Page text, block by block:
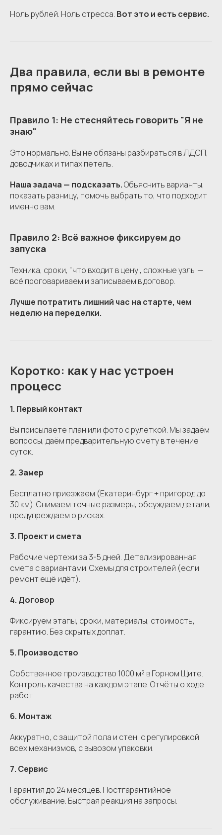
Ноль рублей. Ноль стресса. Вот это и есть сервис.
Два правила, если вы в ремонте
прямо сейчас
Правило 1: Не стесняйтесь говорить "Я не
знаю"
Это нормально. Вы не обязаны разбираться в ЛДСП,
доводчиках и типах петель.
Наша задача — подсказать.Объяснить варианты,
показать разницу, помочь выбрать то, что подходит
именно вам.
Правило 2: Всё важное фиксируем до
запуска
Техника, сроки, "что входит в цену", сложные узлы —
всё проговариваем и записываем в договор.
Лучше потратить лишний час на старте, чем
неделю на переделки.
Коротко: как у нас устроен
процесс
1. Первый контакт
Вы присылаете план или фото с рулеткой. Мы задаём
вопросы, даём предварительную смету в течение
суток.
2. Замер
Бесплатно приезжаем (Екатеринбург + пригород до
30 км). Снимаем точные размеры, обсуждаем детали,
предупреждаем о рисках.
3. Проект и смета
Рабочие чертежи за 3-5 дней. Детализированная
смета с вариантами. Схемы для строителей (если
ремонт ещё идёт).
4. Договор
Фиксируем этапы, сроки, материалы, стоимость,
гарантию. Без скрытых доплат.
5. Производство
Собственное производство 1000 м² в Горном Щите.
Контроль качества на каждом этапе. Отчёты о ходе
работ.
6. Монтаж
Аккуратно, с защитой пола и стен, с регулировкой
всех механизмов, с вывозом упаковки.
7. Сервис
Гарантия до 24 месяцев. Постгарантийное
обслуживание. Быстрая реакция на запросы.